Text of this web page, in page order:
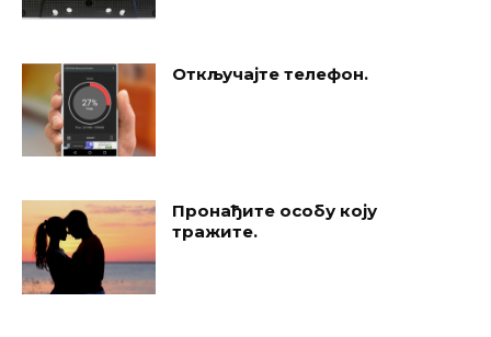
Откључајте телефон.
Пронађите особу коју
тражите.